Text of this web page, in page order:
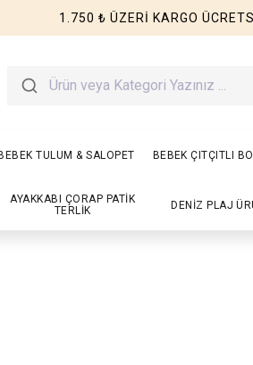
1.750 ₺ ÜZERİ KARGO
TULUM & SALOPET BEBEK ÇITÇITLI
AYAKKABI ÇORAP PATİK
TERLİK
DENİZ PLAJ